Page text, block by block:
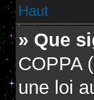
Haut
» Que
COPPA
une loi